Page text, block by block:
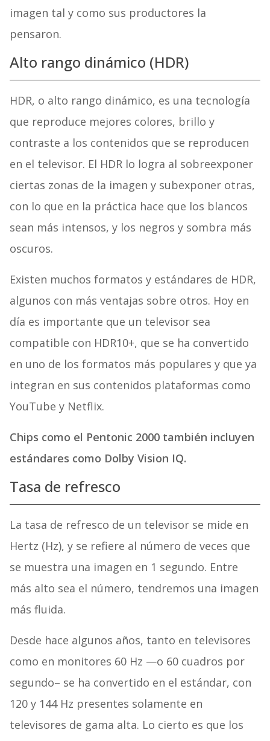
imagen tal y como sus productores la
pensaron.
Alto rango dinámico (HDR)
HDR, o alto rango dinámico, es una tecnología
que reproduce mejores colores, brillo y
contraste a los contenidos que se reproducen
en el televisor. El HDR lo logra al sobreexponer
ciertas zonas de la imagen y subexponer otras,
con lo que en la práctica hace que los blancos
sean más intensos, y los negros y sombra más
oscuros.
Existen muchos formatos y estándares de HDR,
algunos con más ventajas sobre otros. Hoy en
día es importante que un televisor sea
compatible con HDR10+, que se ha convertido
en uno de los formatos más populares y que ya
integran en sus contenidos plataformas como
YouTube y Netflix.
Chips como el Pentonic 2000 también incluyen
estándares como Dolby Vision IQ.
Tasa de refresco
La tasa de refresco de un televisor se mide en
Hertz (Hz), y se refiere al número de veces que
se muestra una imagen en 1 segundo. Entre
más alto sea el número, tendremos una imagen
más fluida.
Desde hace algunos años, tanto en televisores
como en monitores 60 Hz —o 60 cuadros por
segundo– se ha convertido en el estándar, con
120 y 144 Hz presentes solamente en
televisores de gama alta. Lo cierto es que los